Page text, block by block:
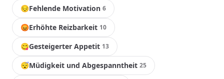
😔Fehlende Motivation 6
😡Erhöhte Reizbarkeit 10
😋Gesteigerter Appetit 13
😴Müdigkeit und Abgespanntheit 25